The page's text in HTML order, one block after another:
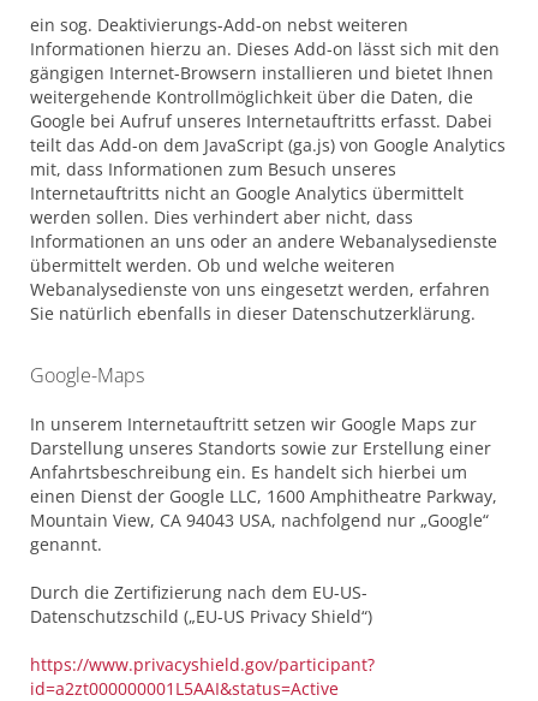
ein sog. Deaktivierungs-Add-on nebst weiteren
Informationen hierzu an. Dieses Add-on lässt sich mit den
gängigen Internet-Browsern installieren und bietet Ihnen
weitergehende Kontrollmöglichkeit über die Daten, die
Google bei Aufruf unseres Internetauftritts erfasst. Dabei
teilt das Add-on dem JavaScript (ga.js) von Google Analytics
mit, dass Informationen zum Besuch unseres
Internetauftritts nicht an Google Analytics übermittelt
werden sollen. Dies verhindert aber nicht, dass
Informationen an uns oder an andere Webanalysedienste
übermittelt werden. Ob und welche weiteren
Webanalysedienste von uns eingesetzt werden, erfahren
Sie natürlich ebenfalls in dieser Datenschutzerklärung.
Google-Maps
In unserem Internetauftritt setzen wir Google Maps zur
Darstellung unseres Standorts sowie zur Erstellung einer
Anfahrtsbeschreibung ein. Es handelt sich hierbei um
einen Dienst der Google LLC, 1600 Amphitheatre Parkway,
Mountain View, CA 94043 USA, nachfolgend nur „Google“
genannt.
Durch die Zertifizierung nach dem EU-US-
Datenschutzschild („EU-US Privacy Shield“)
https://www.privacyshield.gov/participant?
id=a2zt000000001L5AAI&status=Active